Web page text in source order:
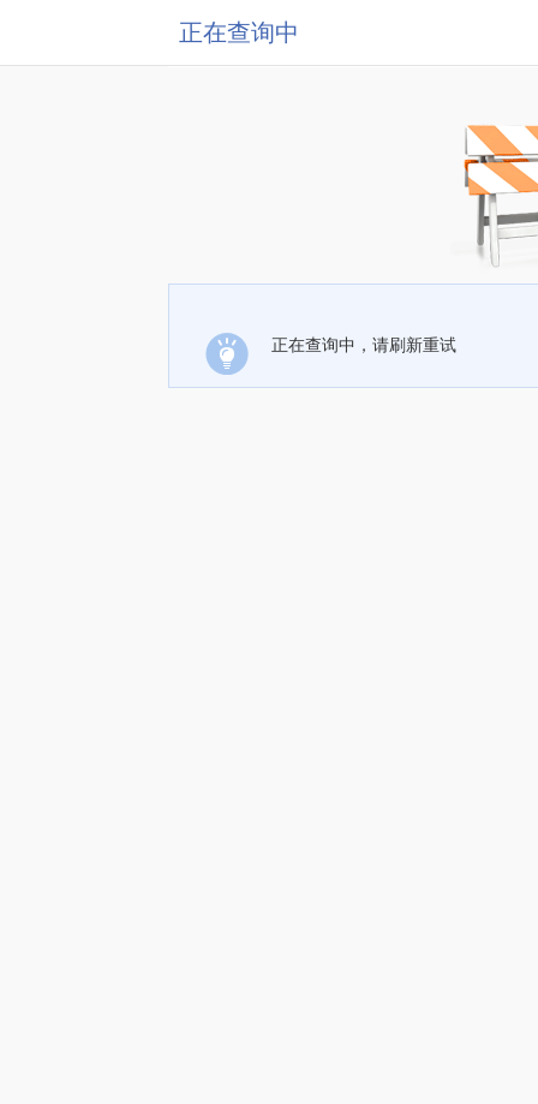
正在查询中
正在查询中，请刷新重试